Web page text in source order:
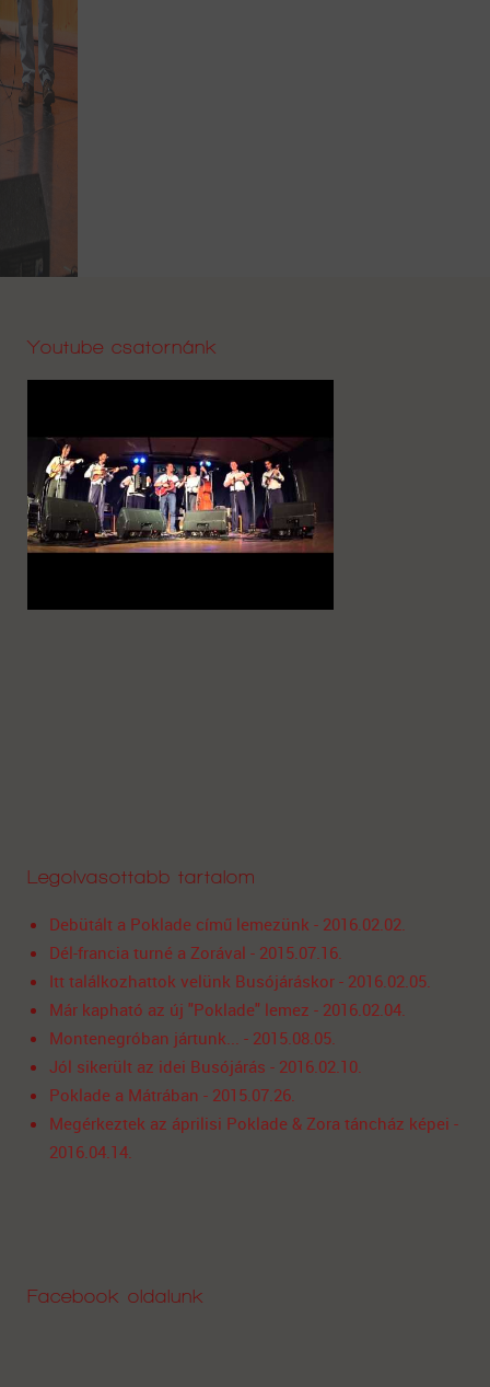
Youtube csatornánk
Legolvasottabb tartalom
Debütált a Poklade című lemezünk - 2016.02.02.
Dél-francia turné a Zorával - 2015.07.16.
Itt találkozhattok velünk Busójáráskor - 2016.02.05.
Már kapható az új "Poklade" lemez - 2016.02.04.
Montenegróban jártunk... - 2015.08.05.
Jól sikerült az idei Busójárás - 2016.02.10.
Poklade a Mátrában - 2015.07.26.
Megérkeztek az áprilisi Poklade & Zora táncház képei -
2016.04.14.
Facebook oldalunk